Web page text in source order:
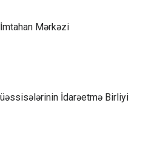
Mərkəzi
İdarəetmə Birliyi